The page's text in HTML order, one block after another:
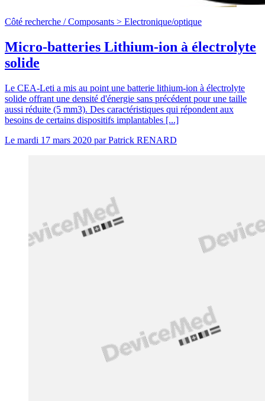
Côté recherche /Composants > Electronique/optique
Micro-batteries Lithium-ion à électrolyte
solide
Le CEA-Leti a mis au point une batterie lithium-ion à électrolyte
solide offrant une densité d'énergie sans précédent pour une taille
aussi réduite (5 mm3). Des caractéristiques qui répondent aux
besoins de certains dispositifs implantables [...]
Le mardi 17 mars 2020 parPatrick RENARD